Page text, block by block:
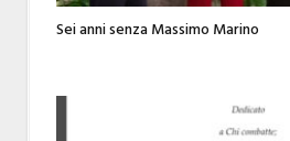
Sei anni senza Massimo Marino